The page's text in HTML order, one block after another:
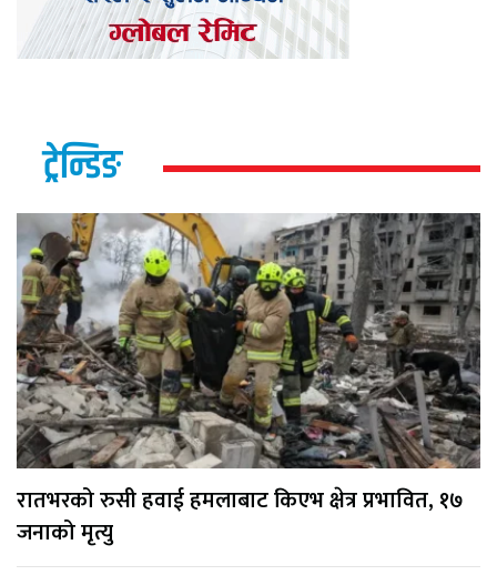
ट्रेन्डिङ
रातभरको रुसी हवाई हमलाबाट किएभ क्षेत्र प्रभावित, १७
जनाको मृत्यु